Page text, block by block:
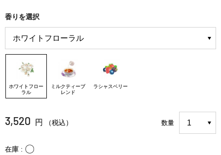
香りを選択
ホワイトフロー
ラル
ミルクティーブ
レンド
ラシャスベリー
3,520 円 （税込） 数量
在庫 〇